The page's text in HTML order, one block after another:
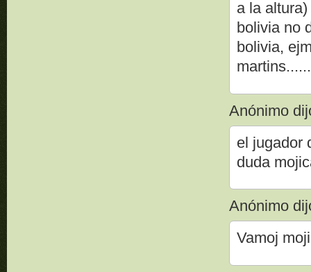
a la
bolivia no
bolivia,
Anónimo
el jugador
duda
Anónimo
Vamoj